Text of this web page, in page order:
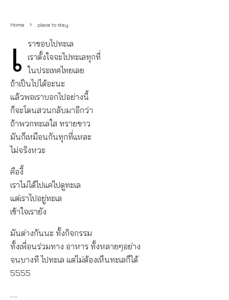
Home place to stay
เ
ราชอบไปทะเล
เราตั้งใจจะไปทะเลทุกที่
ในประเทศไทยเลย
ถ้าเป็นไปได้อะนะ
แล้วพอเราบอกไปอย่างนี้
ก็จะโดนสวนกลับมาอีกว่า
ถ้าพวกทะเลใส ทรายขาว
มันก็เหมือนกันทุกที่แหละ
ไม่จริงหวะ
คืองี้
เราไม่ได้ไปแค่ไปดูทะเล
แต่เราไปอยู่ทะเล
เข้าใจเรายัง
มันต่างกันนะ ทั้งกิจกรรม
ทั้งเพื่อนร่วมทาง อาหาร ทั้งหลายๆอย่าง
จนบางที ไปทะเล แต่ไม่ต้องเห็นทะเลก็ได้
5555
….